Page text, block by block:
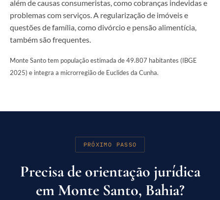
além de causas consumeristas, como cobranças indevidas e
problemas com serviços. A regularização de imóveis e
questões de família, como divórcio e pensão alimentícia,
também são frequentes.
Monte Santo tem população estimada de 49.807 habitantes (IBGE
2025) e integra a microrregião de Euclides da Cunha.
PRÓXIMO PASSO
Precisa de orientação jurídica
em Monte Santo, Bahia?